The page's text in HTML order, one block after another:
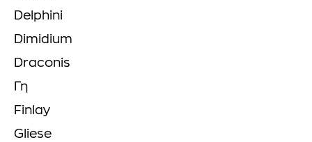
Delphini
Dimidium
Draconis
Γη
Finlay
Gliese